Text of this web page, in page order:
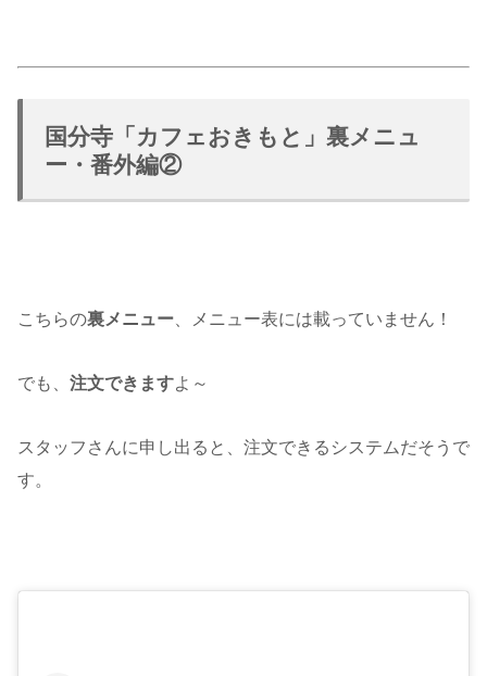
国分寺「カフェおきもと」裏メニュ
ー・番外編②
こちらの裏メニュー 、メニュー表には載っていません！
でも、 注文できますよ～
スタッフさんに申し出ると、注文できるシステムだそうで
す。